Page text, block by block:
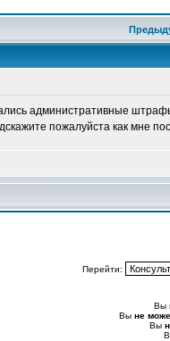
административные
пожалуйста как мне
Перейти:
Вы
Вы не
Вы